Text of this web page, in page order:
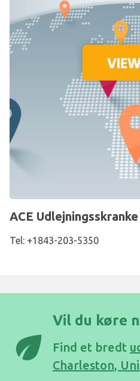
ACE
Tel: +1843-203-5350
eco
Vil du køre
Find et bredt
Charleston,